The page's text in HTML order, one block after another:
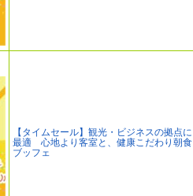
【タイムセール】観光・ビジネスの拠点に
最適 心地より客室と、健康こだわり朝食
ブッフェ